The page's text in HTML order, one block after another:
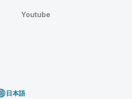
Youtube
日本語